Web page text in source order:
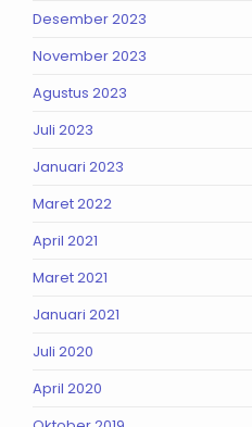
Desember 2023
November 2023
Agustus 2023
Juli 2023
Januari 2023
Maret 2022
April 2021
Maret 2021
Januari 2021
Juli 2020
April 2020